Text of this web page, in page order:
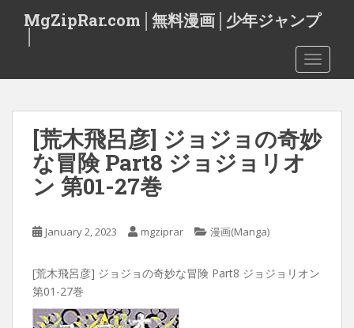
t
MgZipRar.com│無料漫画│少年ジャンプ
[荒木飛呂彦] ジョジョの奇妙
な冒険 Part8 ジョジョリオ
ン 第01-27巻
January 2, 2023 mgziprar 漫画(Manga)
[荒木飛呂彦] ジョジョの奇妙な冒険 Part8 ジョジョリオン
第01-27巻